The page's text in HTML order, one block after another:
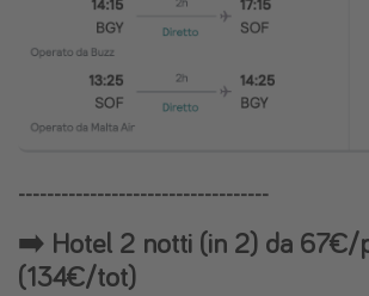
-----------------------------------
➡️ Hotel 2 notti (in 2) da 67€/
(134€/tot)